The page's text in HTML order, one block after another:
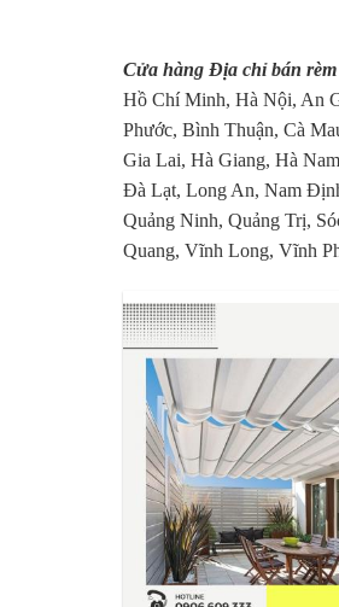
Cửa hàng Địa chỉ bán
Hồ Chí Minh, Hà Nội, An
Phước, Bình Thuận, Cà
Gia Lai, Hà Giang, Hà
Đà Lạt, Long An, Nam
Quảng Ninh, Quảng Trị,
Quang, Vĩnh Long, Vĩnh